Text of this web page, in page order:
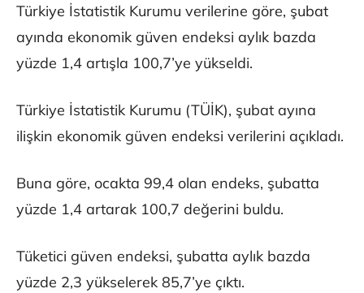
Türkiye İstatistik Kurumu verilerine göre, şubat
ayında ekonomik güven endeksi aylık bazda
yüzde 1,4 artışla 100,7’ye yükseldi.
Türkiye İstatistik Kurumu (TÜİK), şubat ayına
ilişkin ekonomik güven endeksi verilerini açıkladı.
Buna göre, ocakta 99,4 olan endeks, şubatta
yüzde 1,4 artarak 100,7 değerini buldu.
Tüketici güven endeksi, şubatta aylık bazda
yüzde 2,3 yükselerek 85,7’ye çıktı.